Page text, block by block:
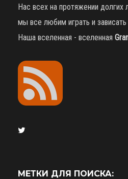
Нас всех на протяжении
мы все любим играть и
Наша вселенная - вселенная
МЕТКИ ДЛЯ ПОИСКА: